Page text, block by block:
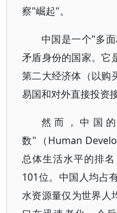
察"崛起"。
中国是一个"多
矛盾身份的国家。它
第二大经济体（以购
易国和对外直接投资
然而，中国
数"（Human
总体生活水平的排
101位。中国人均占
水资源量仅为世界人